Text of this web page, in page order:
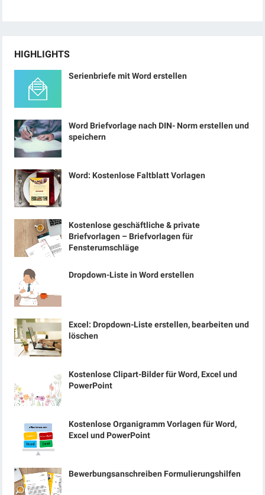
HIGHLIGHTS
Serienbriefe mit Word erstellen
Word Briefvorlage nach DIN- Norm erstellen und
speichern
Word: Kostenlose Faltblatt Vorlagen
Kostenlose geschäftliche & private
Briefvorlagen – Briefvorlagen für
Fensterumschläge
Dropdown-Liste in Word erstellen
Excel: Dropdown-Liste erstellen, bearbeiten und
löschen
Kostenlose Clipart-Bilder für Word, Excel und
PowerPoint
Kostenlose Organigramm Vorlagen für Word,
Excel und PowerPoint
Bewerbungsanschreiben Formulierungshilfen